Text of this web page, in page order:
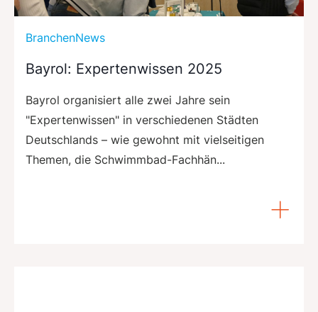
BranchenNews
Bayrol: Expertenwissen 2025
Bayrol organisiert alle zwei Jahre sein
"Expertenwissen" in verschiedenen Städten
Deutschlands – wie gewohnt mit vielseitigen
Themen, die Schwimmbad-Fachhän...